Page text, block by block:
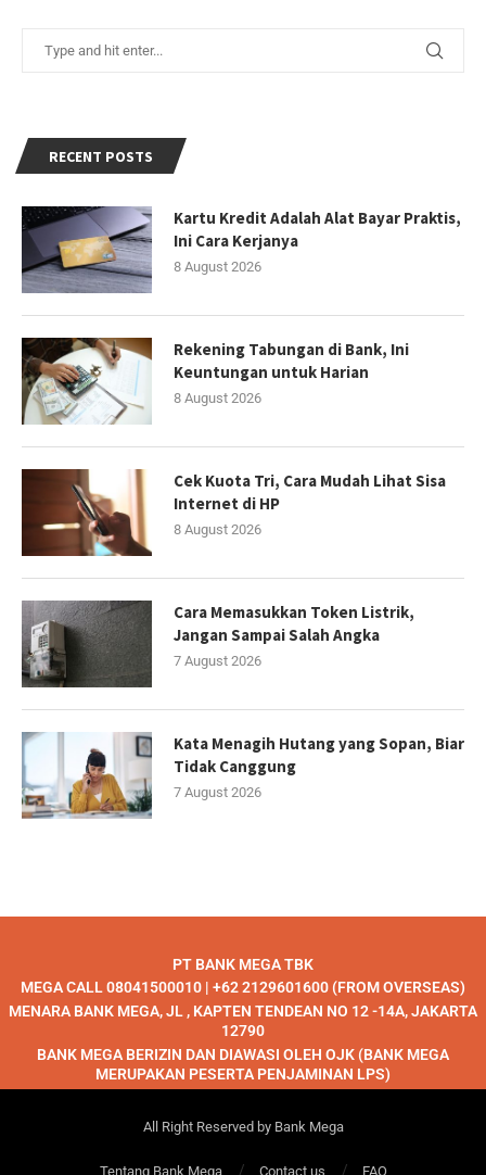
RECENT POSTS
Kartu Kredit Adalah Alat Bayar Praktis,
Ini Cara Kerjanya
8 August 2026
Rekening Tabungan di Bank, Ini
Keuntungan untuk Harian
8 August 2026
Cek Kuota Tri, Cara Mudah Lihat Sisa
Internet di HP
8 August 2026
Cara Memasukkan Token Listrik,
Jangan Sampai Salah Angka
7 August 2026
Kata Menagih Hutang yang Sopan, Biar
Tidak Canggung
7 August 2026
PT BANK MEGA TBK
MEGA CALL 08041500010 | +62 2129601600 (FROM OVERSEAS)
MENARA BANK MEGA, JL , KAPTEN TENDEAN NO 12 -14A, JAKARTA
12790
BANK MEGA BERIZIN DAN DIAWASI OLEH OJK (BANK MEGA
MERUPAKAN PESERTA PENJAMINAN LPS)
All Right Reserved by Bank Mega
Tentang Bank Mega Contact us FAQ